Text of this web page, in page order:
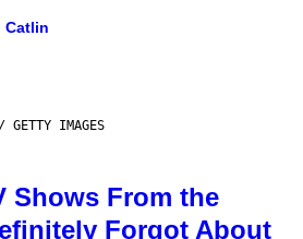
Catlin
GETTY IMAGES
Shows From the
Forgot About